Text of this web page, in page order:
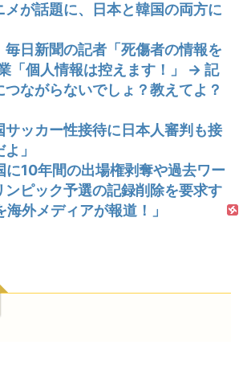
が話題に、日本と韓国の両方に
毎日新聞の記者「死傷者の情報を
「個人情報は控えます！」 → 記
つながらないでしょ？教えてよ？
サッカー性接待に日本人審判も接
」
に10年間の出場権剥奪や過去ワー
ンピック予選の記録削除を要求す
外メディアが報道！」